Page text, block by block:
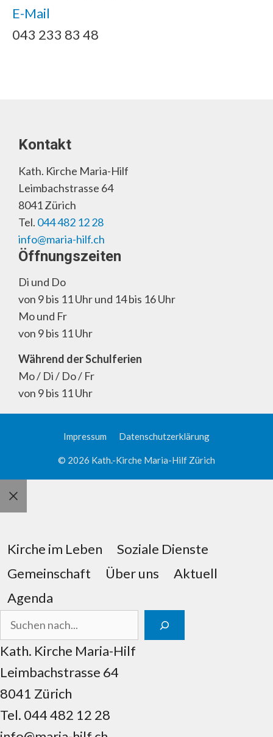
E-Mail
043 233 83 48
Kontakt
Kath. Kirche Maria-Hilf
Leimbachstrasse 64
8041 Zürich
Tel. 044 482 12 28
info@maria-hilf.ch
Öffnungszeiten
Di und Do
von 9 bis 11 Uhr und 14 bis 16 Uhr
Mo und Fr
von 9 bis 11 Uhr
Während der Schulferien
Mo / Di / Do / Fr
von 9 bis 11 Uhr
Impressum Datenschutzerklärung
© 2026 Kath.-Kirche Maria-Hilf Zürich
Schliessen
Kirche im Leben
Soziale Dienste
Gemeinschaft
Über uns
Aktuell
Agenda
Suchen
Kath. Kirche Maria-Hilf
Leimbachstrasse 64
8041 Zürich
Tel. 044 482 12 28